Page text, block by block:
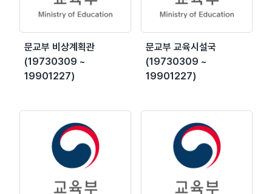
문교부 비상계획관
(19730309 ~
19901227)
문교부 교육시설국
(19730309 ~
19901227)